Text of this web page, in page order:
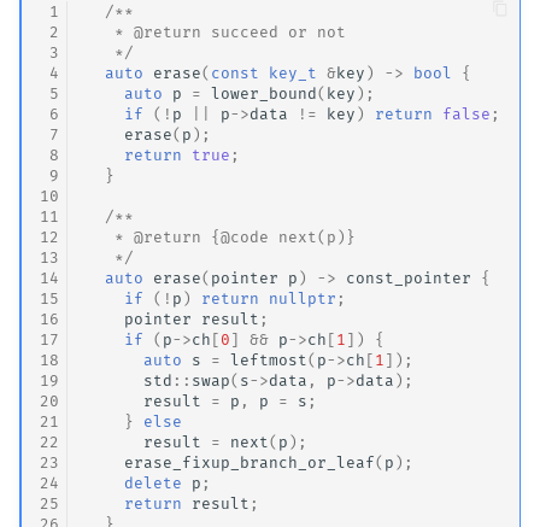
1
2
3
4
5
6
7
8
9
10
11
12
13
14
15
16
17
18
19
20
21
22
23
24
25
/**
   * @return succeed or not
   */
auto
erase( const key_t &key ) -> bool
{
auto
p = lower_bound( key );
if
( ! p p->data != key ) return false ;
erase( p );
return
true ;
}
/**
   * @return {@code next(p)}
   */
auto
erase( pointer p ) -> const_pointer
{
if
( ! p ) return nullptr ;
pointer
result ;
if
( p->ch [ 0 ] && p->ch [ 1 ])
{
auto
s = leftmost ( p->ch [ 1 ]);
std :: swap( s->data , p->data );
result
= p , p = s ;
}
else
result
= next ( p );
erase_fixup_branch_or_leaf( p );
delete
p ;
return
result ;